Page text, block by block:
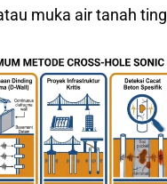
muka air tanah